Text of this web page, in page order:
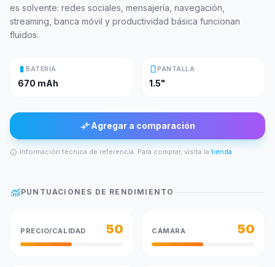
es solvente: redes sociales, mensajería, navegación,
streaming, banca móvil y productividad básica funcionan
fluidos.
battery_full BATERÍA
670 mAh
smartphonePANTALLA
1.5"
compare_arrowsAgregar a comparación
info Información técnica de referencia. Para comprar, visita la tienda.
monitoring PUNTUACIONES DE RENDIMIENTO
PRECIO/CALIDAD 50 CÁMARA 50